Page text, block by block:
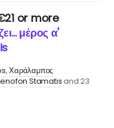
or more
μέρος α'
Χαράλαμπος
Stamatisand 23